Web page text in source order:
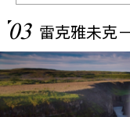
03 雷克雅未克